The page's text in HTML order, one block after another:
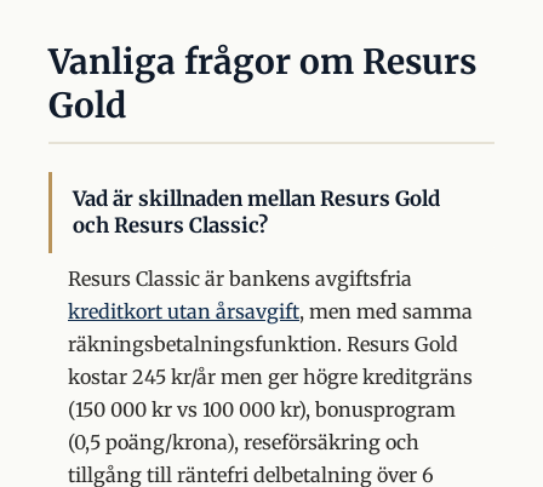
Vanliga frågor om Resurs
Gold
Vad är skillnaden mellan Resurs Gold
och Resurs Classic?
Resurs Classic är bankens avgiftsfria
kreditkort utan årsavgift, men med samma
räkningsbetalningsfunktion. Resurs Gold
kostar 245 kr/år men ger högre kreditgräns
(150 000 kr vs 100 000 kr), bonusprogram
(0,5 poäng/krona), reseförsäkring och
tillgång till räntefri delbetalning över 6